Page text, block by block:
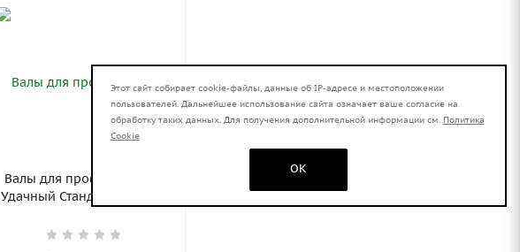
Валы для профиля 20х30
Удачный Стандарт (2 вала)
Этот сайт собирает cookie-файлы, данные об IP-адресе и местоположении
пользователей. Дальнейшее использование сайта означает ваше согласие на
обработку таких данных. Для получения дополнительной информации см. Политика
Cookie
OK